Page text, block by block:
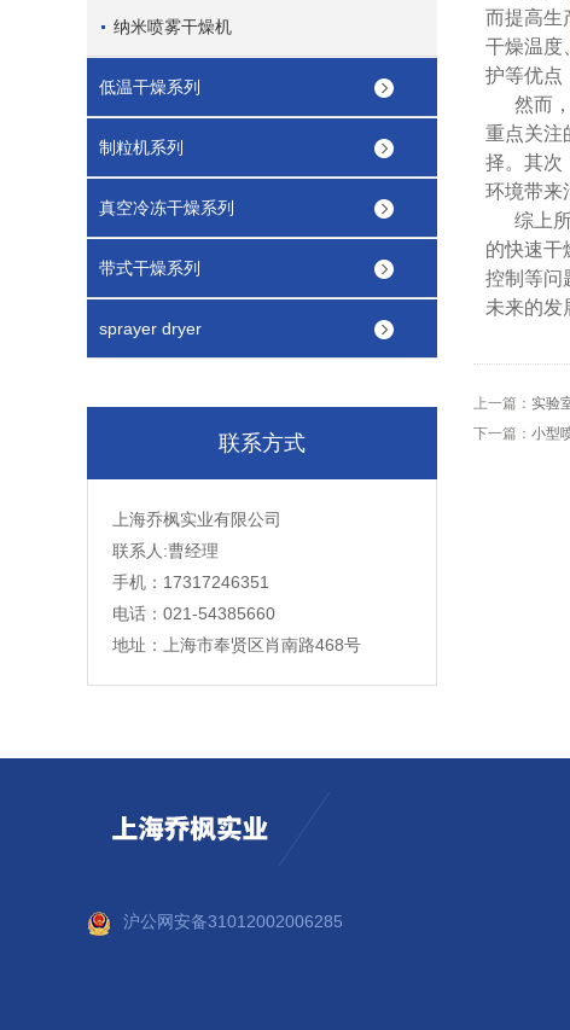
纳米喷雾干燥机
低温干燥系列
制粒机系列
真空冷冻干燥系列
带式干燥系列
sprayer dryer
联系方式
上海乔枫实业有限公司
联系人:曹经理
手机：17317246351
电话：021-54385660
地址：上海市奉贤区肖南路468号
而提高生
干燥温度
护等优点
然而
重点关注
择。其次
环境带来
综上
的快速干
控制等问
未来的发
上一篇： 实验
下一篇： 小型
沪公网安备31012002006285